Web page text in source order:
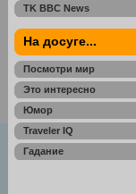
TK BBC News
На досуге...
Посмотри мир
Это интересно
Юмор
Traveler IQ
Гадание